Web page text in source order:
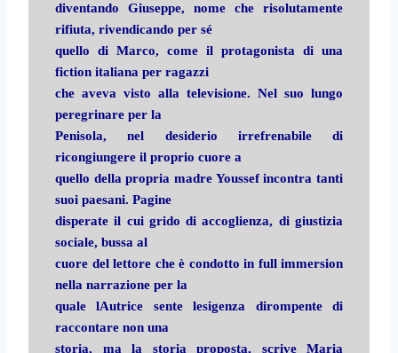
diventando Giuseppe, nome che risolutamente
rifiuta, rivendicando per sé
quello di Marco, come il protagonista di una
fiction italiana per ragazzi
che aveva visto alla televisione. Nel suo lungo
peregrinare per la
Penisola, nel desiderio irrefrenabile di
ricongiungere il proprio cuore a
quello della propria madre Youssef incontra tanti
suoi paesani. Pagine
disperate il cui grido di accoglienza, di giustizia
sociale, bussa al
cuore del lettore che è condotto in full immersion
nella narrazione per la
quale lAutrice sente lesigenza dirompente di
raccontare non una
storia, ma la storia proposta, scrive Maria